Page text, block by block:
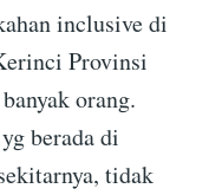
inclusive di
Provinsi
orang.
berada di
tidak